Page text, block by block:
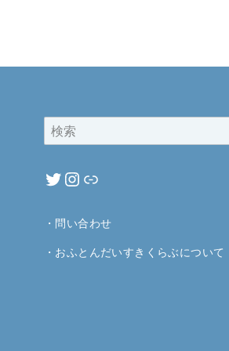
・ 問い合わせ
・ おふとんだいすきくらぶについて